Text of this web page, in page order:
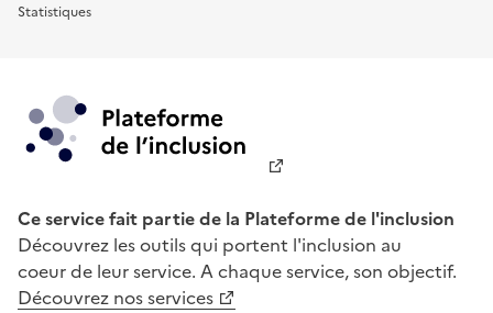
Statistiques
Ce service fait partie de la Plateforme de l'inclusion
Découvrez les outils qui portent l'inclusion au
coeur de leur service. A chaque service, son objectif.
Découvrez nos services